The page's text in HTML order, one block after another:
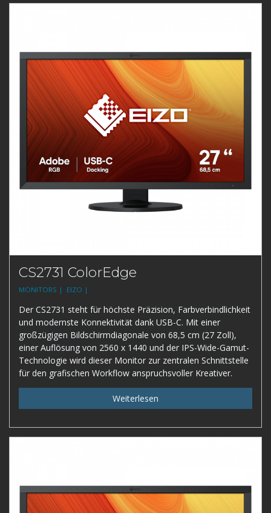
CS2731 ColorEdge
MONITORS | EIZO |
Der CS2731 steht für höchste Präzision, Farbverbindlichkeit
und modernste Konnektivität dank USB-C. Mit einer
großzügigen Bildschirmdiagonale von 68,5 cm (27 Zoll),
einer Auflösung von 2560 x 1440 und der IPS-Wide-Gamut-
Technologie wird dieser Monitor zur zentralen Schnittstelle
für den grafischen Workflow anspruchsvoller Kreativer.
Weiterlesen